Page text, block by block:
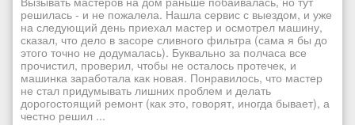
решилась - и не пожалела. Нашла сервис с выездом, и уже
на следующий день приехал мастер и осмотрел машину,
сказал, что дело в засоре сливного фильтра (сама я бы до
этого точно не додумалась). Буквально за полчаса все
прочистил, проверил, чтобы не осталось протечек, и
машинка заработала как новая. Понравилось, что мастер
не стал придумывать лишних проблем и делать
дорогостоящий ремонт (как это, говорят, иногда бывает), а
честно решил ...